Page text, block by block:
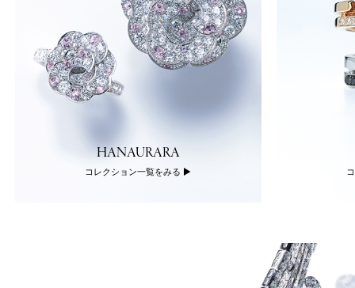
HANAURARA
コレクション一覧をみる